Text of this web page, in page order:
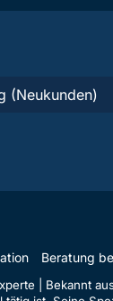
(Neukunden)
Beratung
| Bekannt